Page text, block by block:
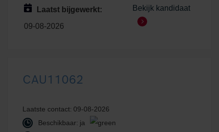
Laatst bijgewerkt:
09-08-2026
Bekijk kandidaat
CAU11062
Laatste contact: 09-08-2026
Beschikbaar: ja